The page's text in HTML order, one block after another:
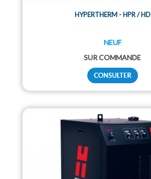
HYPERTHERM - HPR / HD
NEUF
SUR COMMANDE